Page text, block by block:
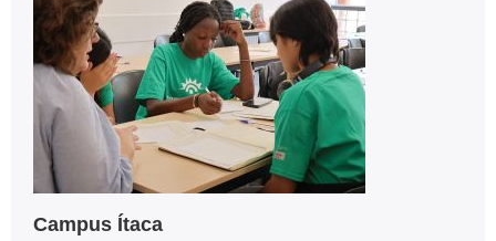
Campus Ítaca